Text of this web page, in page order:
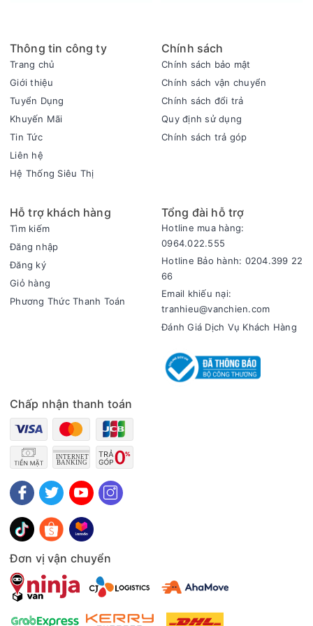
Bếp đôi điện từ Inverter Nagakawa NAG1202M sử dụng mặt
kính cường lực Kanger có khả năng chống xước, chịu lực,
chịu nhiệt tốt lên đến 800oC, chịu sốc nhiệt lên tới 500oC,
dài cho bếp. Kính Kanger tản nhiệt nhanh giúp bếp hoạt động
ổn định, không bị nóng quá mức trong quá trình sử dụng.
Hệ điều hành kép, mâm từ sợi đồng nguyên chất
Bếp từ đôi Nagakawa NAG1202M được trang bị hệ điều hành
kép Dual Core tiên tiến, sử dụng 2 hoặc nhiều thanh công
suất IGBT tạo thành cơ chế hoạt động thông minh. Các IGBT
có thể hoạt động đồng thời giúp cho bếp có thể đạt công
suất tối đa 2400W trong vòng vài giây. Đồng thời các IGBT
có thể hoạt động luân phiên theo lệnh điều hành từ trung
tâm, nhờ công nghệ biến tần giúp tiết kiệm năng lượng và
đảm bảo tuổi thọ của bếp.
Bếp từ đôi có 2 vùng nấu với tổng công suất 4.400W, 1 bếp
công suất 2.400W và 1 bếp công suất 2.000W. Bếp còn được
trang bị mâm từ kép Multilayer kết hợp từ 100 - 111 sợi đồng
Thông tin công ty
Trang chủ
Giới thiệu
Tuyển Dụng
Khuyến Mãi
Tin Tức
Liên hệ
Hệ Thống Siêu Thị
Chính sách
Chính sách bảo mật
Chính sách vận chuyển
Chính sách đổi trả
Quy định sử dụng
Chính sách trả góp
Hỗ trợ khách hàng
Tìm kiếm
Đăng nhập
Đăng ký
Giỏ hàng
Phương Thức Thanh Toán
Tổng đài hỗ trợ
Hotline mua hàng:
0964.022.555
Hotline Bảo hành: 0204.399 22
66
Email khiếu nại:
tranhieu@vanchien.com
Đánh Giá Dịch Vụ Khách Hàng
Chấp nhận thanh toán
Đơn vị vận chuyển